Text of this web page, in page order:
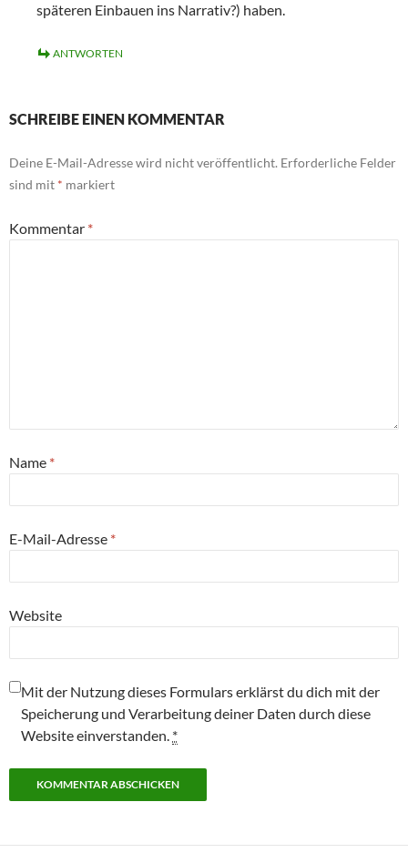
späteren Einbauen ins Narrativ?) haben.
ANTWORTEN
SCHREIBE EINEN KOMMENTAR
Deine E-Mail-Adresse wird nicht veröffentlicht. Erforderliche Felder
sind mit * markiert
Kommentar *
Name *
E-Mail-Adresse *
Website
Mit der Nutzung dieses Formulars erklärst du dich mit der
Speicherung und Verarbeitung deiner Daten durch diese
Website einverstanden. *